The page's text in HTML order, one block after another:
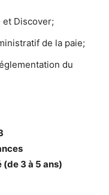
et Discover;
de la paie;
du
3 à 5 ans)